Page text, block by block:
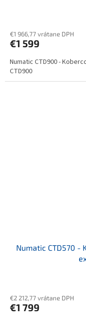
€1 966,77 vrátane DPH
€1 599
Numatic CTD900 -
CTD900
Numatic CTD570 -
€2 212,77 vrátane DPH
€1 799